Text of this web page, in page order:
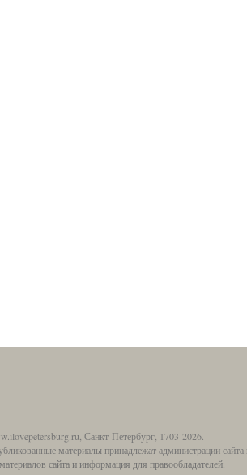
Санкт-Петербург, 1703-2026.
материалы принадлежат администрации
сайта и информация для правообладателей.